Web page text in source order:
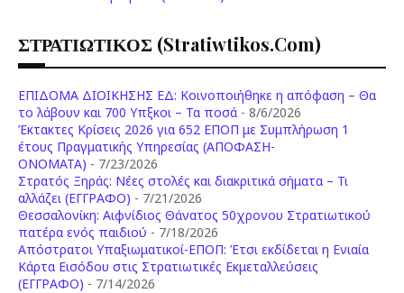
ΣΤΡΑΤΙΩΤΙΚΟΣ (stratiwtikos.com)
ΕΠΙΔΟΜΑ ΔΙΟΙΚΗΣΗΣ ΕΔ: Κοινοποιήθηκε η απόφαση – Θα
το λάβουν και 700 Υπξκοι – Τα ποσά - 8/6/2026
Έκτακτες Κρίσεις 2026 για 652 ΕΠΟΠ με Συμπλήρωση 1
έτους Πραγματικής Υπηρεσίας (ΑΠΟΦΑΣΗ-
ONOMATA) - 7/23/2026
Στρατός Ξηράς: Νέες στολές και διακριτικά σήματα – Τι
αλλάζει (ΕΓΓΡΑΦΟ) - 7/21/2026
Θεσσαλονίκη: Αιφνίδιος Θάνατος 50χρονου Στρατιωτικού
πατέρα ενός παιδιού - 7/18/2026
Απόστρατοι Υπαξιωματικοί-ΕΠΟΠ: Έτσι εκδίδεται η Ενιαία
Κάρτα Εισόδου στις Στρατιωτικές Εκμεταλλεύσεις
(ΕΓΓΡΑΦΟ) - 7/14/2026